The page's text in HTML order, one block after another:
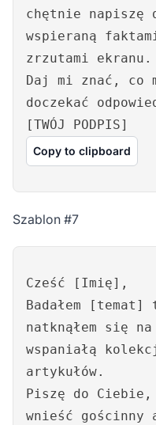
chętnie napiszę
wspieraną
zrzutami ekranu.
Daj mi znać, co
doczekać
[TWÓJ PODPIS]
Copy to clipboard
Szablon #7
Cześć [Imię],
Badałem
natknąłem się
wspaniałą
artykułów.
Piszę do Ciebie,
wnieść gościnny